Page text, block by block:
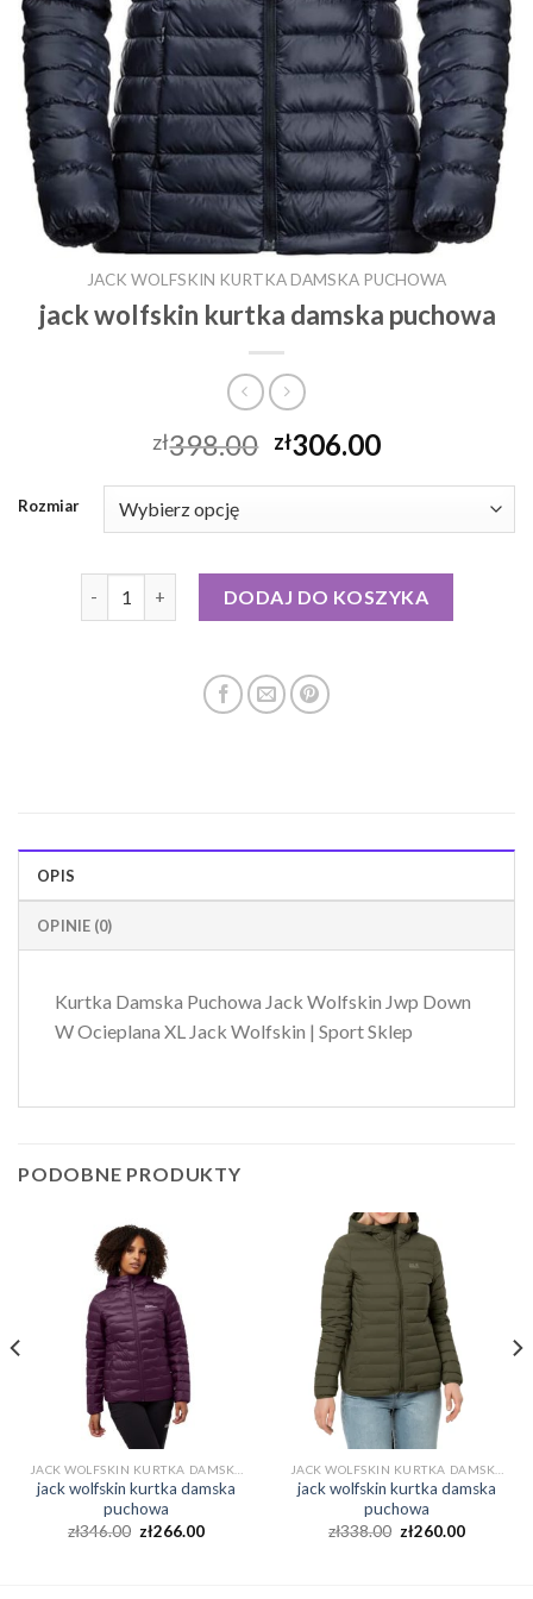
JACK WOLFSKIN KURTKA DAMSKA PUCHOWA
jack wolfskin kurtka damska puchowa
zł398.00 zł306.00
Rozmiar
DODAJ DO KOSZYKA
OPIS
OPINIE (0)
Kurtka Damska Puchowa Jack Wolfskin Jwp Down
W Ocieplana XL Jack Wolfskin | Sport Sklep
PODOBNE PRODUKTY
jack wolfskin kurtka damska
puchowa
zł346.00 zł266.00
jack wolfskin kurtka damska
puchowa
zł338.00 zł260.00